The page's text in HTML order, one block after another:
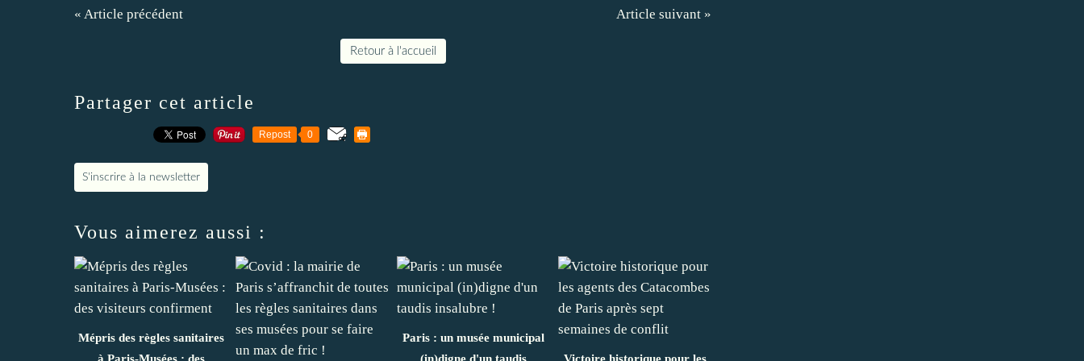
« Article précédent Article suivant »
Retour à l'accueil
Partager cet article
Repost 0
S'inscrire à la newsletter
Vous aimerez aussi :
Mépris des règles sanitaires
à Paris-Musées : des
Paris : un musée municipal
(in)digne d'un taudis
Victoire historique pour les